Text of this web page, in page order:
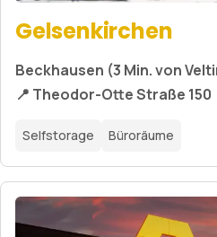
Gelsenkirchen
Beckhausen (3 Min. von
📍 Theodor-Otte Straße 150
Selfstorage Büroräume